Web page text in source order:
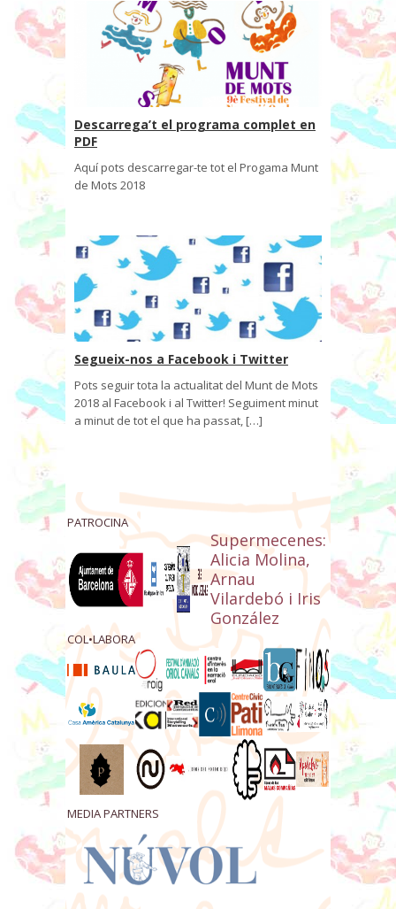
Descarrega’t el programa complet en
PDF
Aquí pots descarregar-te tot el Progama Munt
de Mots 2018
Segueix-nos a Facebook i Twitter
Pots seguir tota la actualitat del Munt de Mots
2018 al Facebook i al Twitter! Seguiment minut
a minut de tot el que ha passat, […]
PATROCINA
Supermecenes:
Alicia Molina,
Arnau
Vilardebó i Iris
González
COL•LABORA
MEDIA PARTNERS